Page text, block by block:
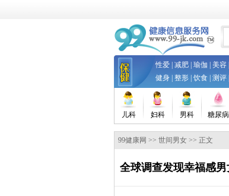
性爱 减肥 瑜伽 美容
健身 整形 饮食 测评
儿科 妇科 男科 糖尿病
99健康网 >> 世间男女 >> 正文
全球调查发现幸福感